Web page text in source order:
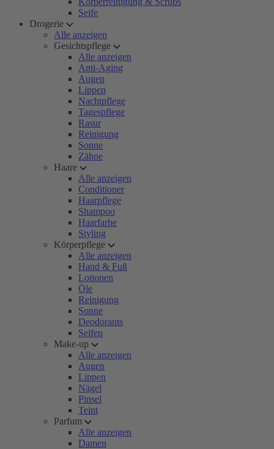
Seife
Drogerie
Alle anzeigen
Gesichtspflege
Alle anzeigen
Anti-Aging
Augen
Lippen
Nachtpflege
Tagespflege
Rasur
Reinigung
Sonne
Zähne
Haare
Alle anzeigen
Conditioner
Haarpflege
Shampoo
Haarfarbe
Styling
Körperpflege
Alle anzeigen
Hand & Fuß
Lotionen
Öle
Reinigung
Sonne
Deodorants
Seifen
Make-up
Alle anzeigen
Augen
Lippen
Nägel
Pinsel
Teint
Parfum
Alle anzeigen
Damen